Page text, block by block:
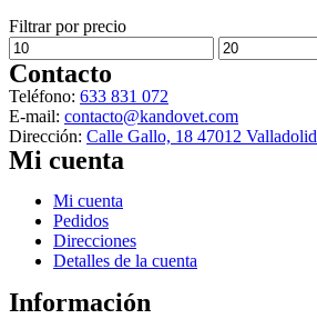
Filtrar por precio
Precio
mínimo
Precio
máximo
Contacto
Teléfono: 633 831 072
E-mail: contacto@kandovet.com
Dirección: Calle Gallo, 18 47012 Valladolid
Mi cuenta
Menú
Mi cuenta
Pedidos
Direcciones
Detalles de la cuenta
Información